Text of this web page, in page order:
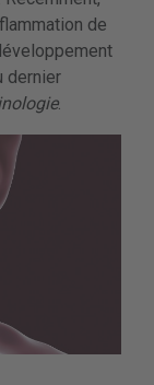
de
dernier
.